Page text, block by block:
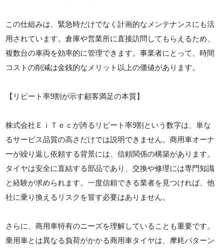
この仕組みは、緊急時だけでなく計画的なメンテナンスにも活
用されています。倉庫や営業所に直接訪問してもらえるため、
複数台の車両を効率的に管理できます。事業者にとって、時間
コストの削減は金銭的なメリット以上の価値があります。
【リピート率9割が示す顧客満足の本質】
株式会社ＥｉＴｅｃが誇るリピート率9割という数字は、単な
るサービス品質の高さだけでは説明できません。商用車オーナ
ーが繰り返し依頼する背景には、信頼関係の構築があります。
タイヤは安全に直結する部品であり、交換や修理には専門知識
と経験が求められます。一度信頼できる業者を見つければ、他
社に乗り換えるリスクを冒す必要はありません。
さらに、商用車特有のニーズを理解していることも重要です。
乗用車とは異なる負荷がかかる商用車タイヤは、摩耗パターン